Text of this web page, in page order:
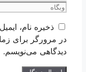
وبگاه
ذخیره نام،
در مرورگر برای
دیدگاهی می‌نویسم.